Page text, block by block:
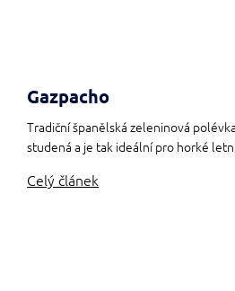
Gazpacho
Tradiční španělská zeleninová
studená a je tak ideální pro horké
Celý článek